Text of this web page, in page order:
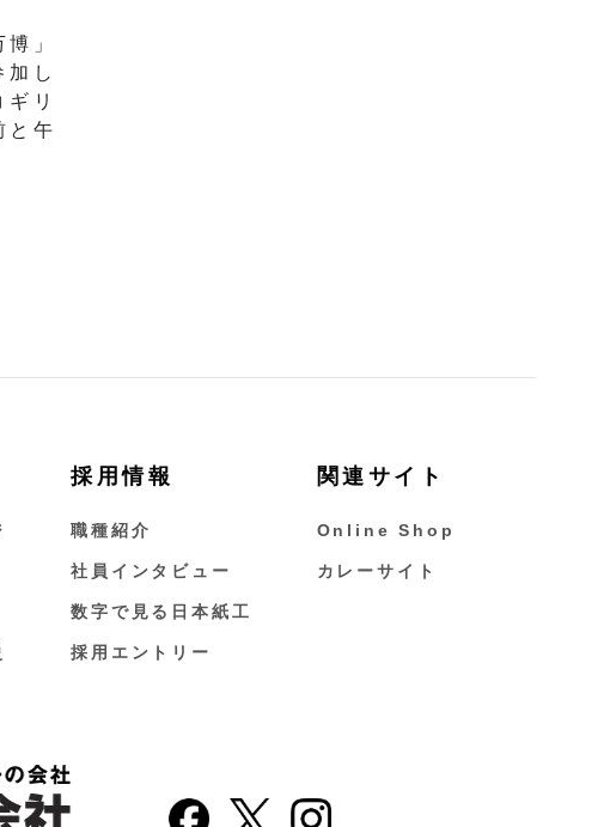
」
し
リ
と午
採用情報
職種紹介
社員インタビュー
数字で見る日本紙工
採用エントリー
関連サイト
Online Shop
カレーサイト